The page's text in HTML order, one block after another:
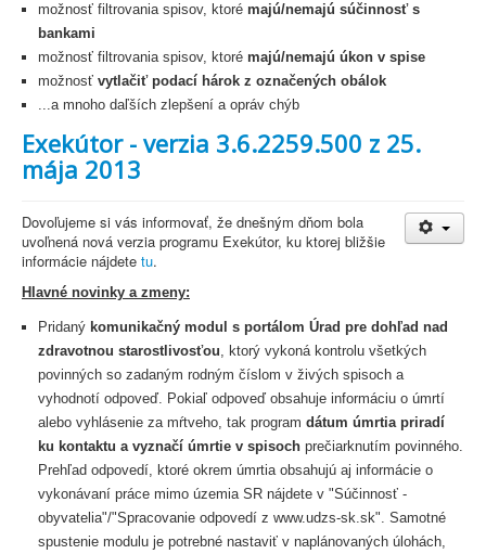
možnosť filtrovania spisov, ktoré majú/nemajú súčinnosť s
bankami
možnosť filtrovania spisov, ktoré majú/nemajú úkon v spise
možnosť vytlačiť podací hárok z označených obálok
...a mnoho daľších zlepšení a opráv chýb
Exekútor - verzia 3.6.2259.500 z 25.
mája 2013
Dovoľujeme si vás informovať, že dnešným dňom bola
uvoľnená nová verzia programu Exekútor, ku ktorej bližšie
informácie nájdete tu.
Hlavné novinky a zmeny:
Pridaný komunikačný modul s portálom Úrad pre dohľad nad
zdravotnou starostlivosťou, ktorý vykoná kontrolu všetkých
povinných so zadaným rodným číslom v živých spisoch a
vyhodnotí odpoveď. Pokiaľ odpoveď obsahuje informáciu o úmrtí
alebo vyhlásenie za mŕtveho, tak program dátum úmrtia priradí
ku kontaktu a vyznačí úmrtie v spisoch prečiarknutím povinného.
Prehľad odpovedí, ktoré okrem úmrtia obsahujú aj informácie o
vykonávaní práce mimo územia SR nájdete v "Súčinnosť -
obyvatelia"/"Spracovanie odpovedí z www.udzs-sk.sk". Samotné
spustenie modulu je potrebné nastaviť v naplánovaných úlohách,